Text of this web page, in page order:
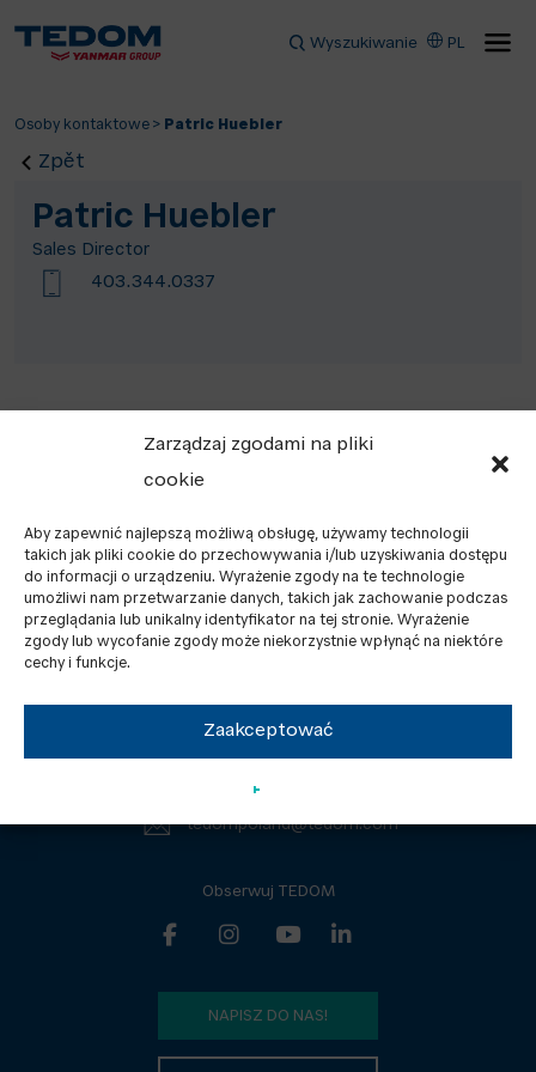
Zarządzaj zgodami na pliki
cookie
Aby zapewnić najlepszą możliwą obsługę, używamy technologii
takich jak pliki cookie do przechowywania i/lub uzyskiwania dostępu
do informacji o urządzeniu. Wyrażenie zgody na te technologie
umożliwi nam przetwarzanie danych, takich jak zachowanie podczas
przeglądania lub unikalny identyfikator na tej stronie. Wyrażenie
zgody lub wycofanie zgody może niekorzystnie wpłynąć na niektóre
cechy i funkcje.
Zaakceptować
Wyszukiwanie PL
Osoby kontaktowe > Patric Huebler
Zpět
Patric Huebler
Sales Director
403.344.0337
Kontakty RODO
Aktualności Dokumenty do pobrania
TEDOM Poland Sp. z o.o.
Tel.: +48 605 105 801
tedompoland@tedom.com
Obserwuj TEDOM
NAPISZ DO NAS!